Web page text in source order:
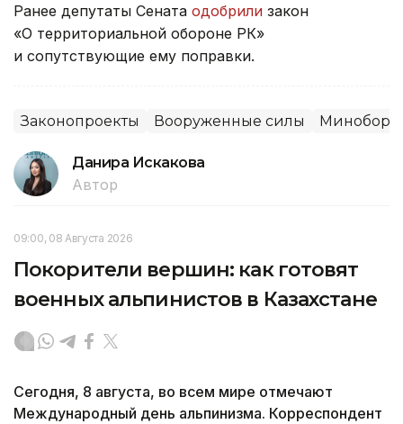
Ранее депутаты Сената одобрили закон
«О территориальной обороне РК»
и сопутствующие ему поправки.
Законопроекты Вооруженные силы
Данира Искакова
Автор
09:00, 08 Августа 2026
Покорители вершин: как готовят
военных альпинистов в Казахстане
Сегодня, 8 августа, во всем мире отмечают
Международный день альпинизма. Корреспондент